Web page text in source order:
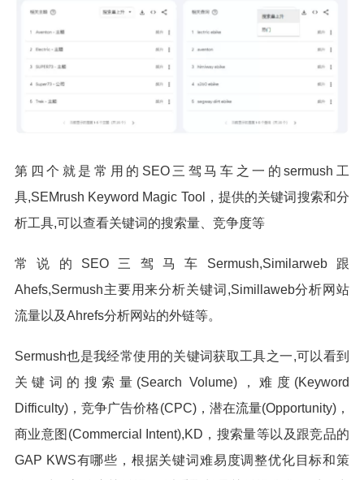
第四个就是常用的SEO三驾马车之一的sermush工
具,SEMrush Keyword Magic Tool，提供的关键词搜索和分
析工具,可以查看关键词的搜索量、竞争度等
常说的SEO三驾马车Sermush,Similarweb跟
Ahefs,Sermush主要用来分析关键词,Simillaweb分析网站
流量以及Ahrefs分析网站的外链等。
Sermush也是我经常使用的关键词获取工具之一,可以看到
关键词的搜索量(Search Volume)，难度(Keyword
Difficulty)，竞争广告价格(CPC)，潜在流量(Opportunity)，
商业意图(Commercial Intent),KD，搜索量等以及跟竞品的
GAP KWS有哪些，根据关键词难易度调整优化目标和策